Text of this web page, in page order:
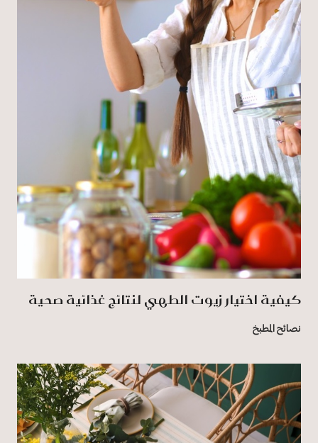
كيفية اختيار زيوت الطهي لنتائج غذائية صحية
نصائح المطبخ